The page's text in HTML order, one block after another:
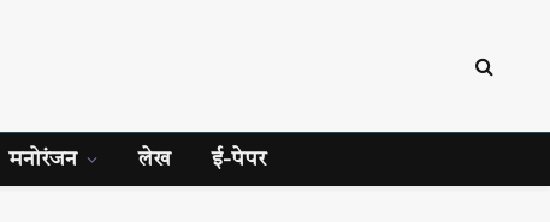
मनोरंजन लेख ई-पेपर